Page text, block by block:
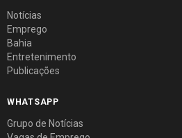
Notícias
Emprego
Bahia
Entretenimento
Publicações
WHATSAPP
Grupo de Notícias